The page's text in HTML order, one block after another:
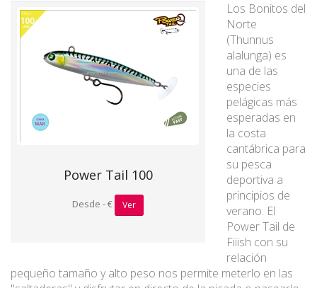
Power Tail 100
Desde - € Ver
Los Bonitos del
Norte
(Thunnus
alalunga) es
una de las
especies
pelágicas más
esperadas en
la costa
cantábrica para
su pesca
deportiva a
principios de
verano. El
Power Tail de
Fiiish con su
relación
pequeño tamaño y alto peso nos permite meterlo en las